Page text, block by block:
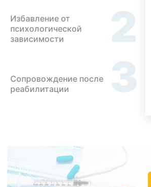
Избавление от
психологической
зависимости
2
Сопровождение после
реабилитации
3